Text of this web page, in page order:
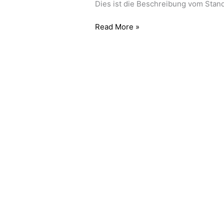
Dies ist die Beschreibung vom
Read More »